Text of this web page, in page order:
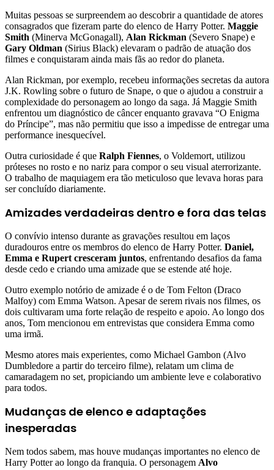
Muitas pessoas se surpreendem ao descobrir a quantidade de atores
consagrados que fizeram parte do elenco de Harry Potter. Maggie
Smith (Minerva McGonagall), Alan Rickman (Severo Snape) e
Gary Oldman (Sirius Black) elevaram o padrão de atuação dos
filmes e conquistaram ainda mais fãs ao redor do planeta.
Alan Rickman, por exemplo, recebeu informações secretas da autora
J.K. Rowling sobre o futuro de Snape, o que o ajudou a construir a
complexidade do personagem ao longo da saga. Já Maggie Smith
enfrentou um diagnóstico de câncer enquanto gravava “O Enigma
do Príncipe”, mas não permitiu que isso a impedisse de entregar uma
performance inesquecível.
Outra curiosidade é que Ralph Fiennes, o Voldemort, utilizou
próteses no rosto e no nariz para compor o seu visual aterrorizante.
O trabalho de maquiagem era tão meticuloso que levava horas para
ser concluído diariamente.
Amizades verdadeiras dentro e fora das telas
O convívio intenso durante as gravações resultou em laços
duradouros entre os membros do elenco de Harry Potter. Daniel,
Emma e Rupert cresceram juntos, enfrentando desafios da fama
desde cedo e criando uma amizade que se estende até hoje.
Outro exemplo notório de amizade é o de Tom Felton (Draco
Malfoy) com Emma Watson. Apesar de serem rivais nos filmes, os
dois cultivaram uma forte relação de respeito e apoio. Ao longo dos
anos, Tom mencionou em entrevistas que considera Emma como
uma irmã.
Mesmo atores mais experientes, como Michael Gambon (Alvo
Dumbledore a partir do terceiro filme), relatam um clima de
camaradagem no set, propiciando um ambiente leve e colaborativo
para todos.
Mudanças de elenco e adaptações
inesperadas
Nem todos sabem, mas houve mudanças importantes no elenco de
Harry Potter ao longo da franquia. O personagem Alvo